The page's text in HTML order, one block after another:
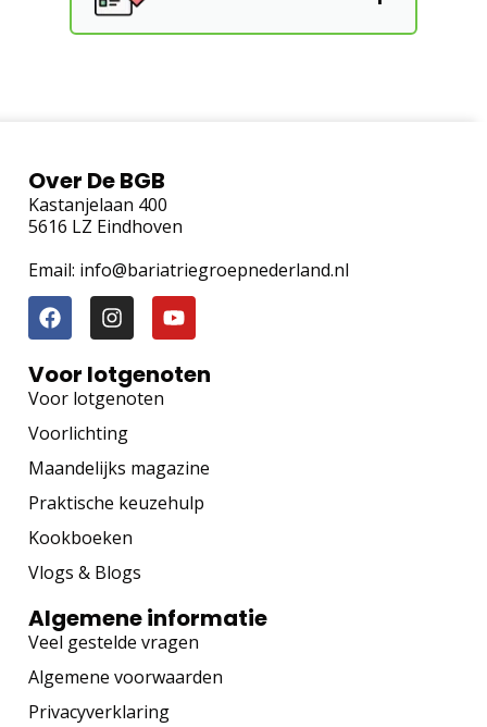
Over De BGB
Kastanjelaan 400
5616 LZ Eindhoven
Email: info@bariatriegroepnederland.nl
Voor lotgenoten
Voor lotgenoten
Voorlichting
Maandelijks magazine
Praktische keuzehulp
Kookboeken
Vlogs & Blogs
Algemene informatie
Veel gestelde vragen
Algemene voorwaarden
Privacyverklaring